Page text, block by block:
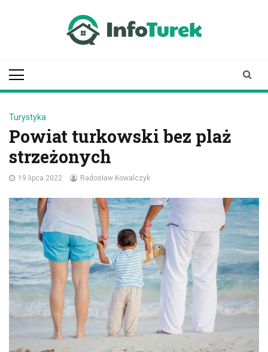
Turystyka
Powiat turkowski bez plaż
strzeżonych
19 lipca 2022 Radosław Kowalczyk